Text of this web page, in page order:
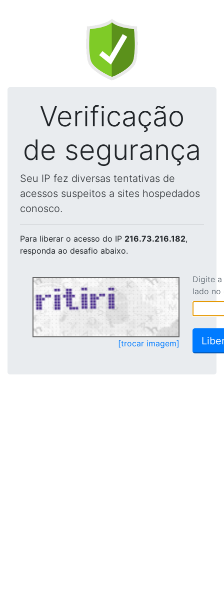
Verificação
de segurança
Seu IP fez diversas tentativas de
acessos suspeitos a sites hospedados
conosco.
Para liberar o acesso do IP 216.73.216.182,
responda ao desafio abaixo.
[trocar imagem]
Digite
lado no